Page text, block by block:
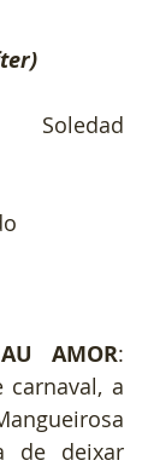
AMOR:
a
de deixar